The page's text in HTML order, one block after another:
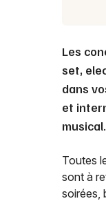
Les
set,
dans
et
Toutes
sont à
soirées,